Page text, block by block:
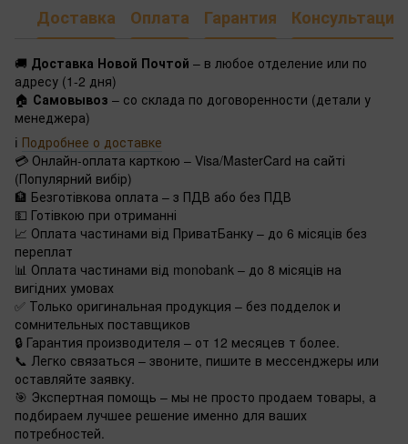
Доставка Оплата Гарантия Консультация
🚚 Доставка Новой Почтой – в любое отделение или по
адресу (1-2 дня)
🏠 Самовывоз – со склада по договоренности (детали у
менеджера)
ℹ️ Подробнее о доставке
💳 Онлайн-оплата карткою – Visa/MasterCard на сайті
(Популярний вибір)
🏦 Безготівкова оплата – з ПДВ або без ПДВ
💵 Готівкою при отриманні
📈 Оплата частинами від ПриватБанку – до 6 місяців без
переплат
📊 Оплата частинами від monobank – до 8 місяців на
вигідних умовах
✅ Только оригинальная продукция – без подделок и
сомнительных поставщиков
🔒 Гарантия производителя – от 12 месяцев т более.
📞 Легко связаться – звоните, пишите в мессенджеры или
оставляйте заявку.
🎯 Экспертная помощь – мы не просто продаем товары, а
подбираем лучшее решение именно для ваших
потребностей.